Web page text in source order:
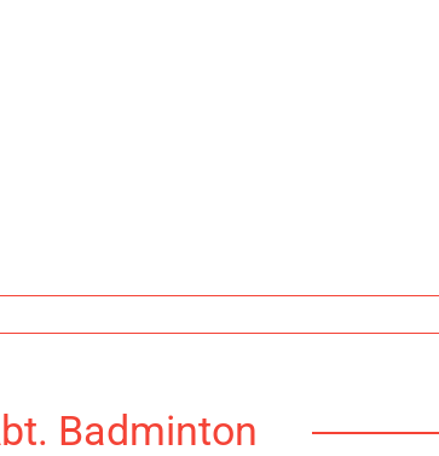
Badminton